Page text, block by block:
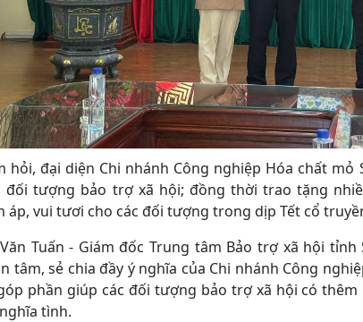
hỏi, đại diện Chi nhánh Công nghiệp Hóa chất
đối tượng bảo trợ xã hội; đồng thời trao tặng
áp, vui tươi cho các đối tượng trong dịp Tết cổ
Tuấn - Giám đốc Trung tâm Bảo trợ xã hội
tâm, sẻ chia đầy ý nghĩa của Chi nhánh Công
phần giúp các đối tượng bảo trợ xã hội có
tình.